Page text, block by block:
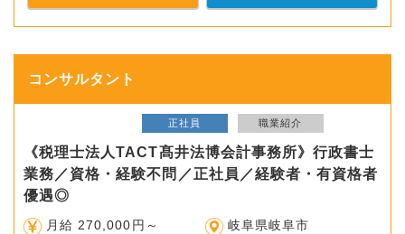
コンサルタント
正社員 職業紹介
《税理士法人TACT髙井法博会計事務所》行政書士
業務／資格・経験不問／正社員／経験者・有資格者
優遇◎
月給 270,000円～ 岐阜県岐阜市